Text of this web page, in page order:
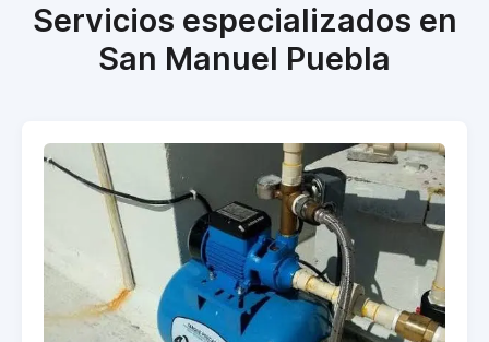
Servicios especializados en
San Manuel Puebla